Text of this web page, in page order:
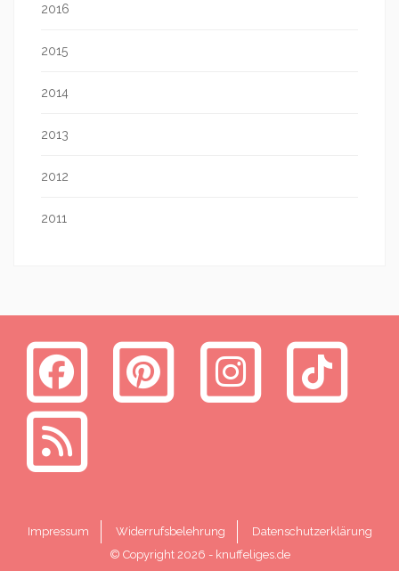
2016
2015
2014
2013
2012
2011
Impressum Widerrufsbelehrung
Datenschutzerklärung
© Copyright 2026 - knuffeliges.de